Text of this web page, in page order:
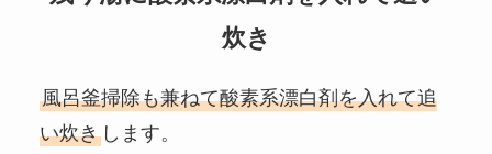
炊き
風呂釜掃除も兼ねて酸素系漂白剤を入れて追
い炊きします。